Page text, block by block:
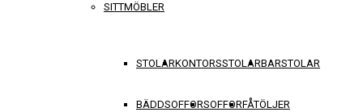
SITTMÖBLER
STOLARKONTORSSTOLARBARSTOLAR
BÄDDSOFFORSOFFORFÅTÖLJER